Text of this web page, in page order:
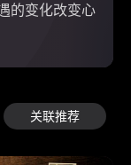
的变化改变心
关联推荐